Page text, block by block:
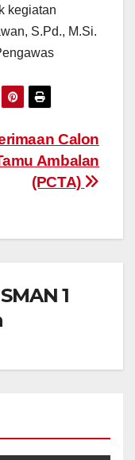
kegiatan
S.Pd., M.Si.
Calon
Ambalan
(PCTA)
1